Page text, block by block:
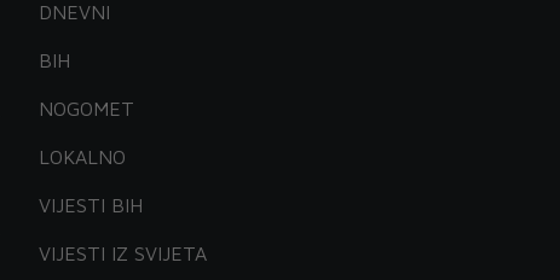
DNEVNI
BIH
NOGOMET
LOKALNO
VIJESTI BIH
VIJESTI IZ SVIJETA